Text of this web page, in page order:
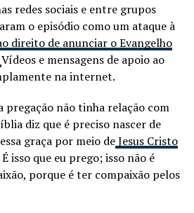
redes sociais e entre grupos
o episódio como um ataque à
direito de anunciar o Evangelho
Vídeos e mensagens de apoio ao
na internet.
pregação não tinha relação com
diz que é preciso nascer de
graça por meio deJesus Cristo
isso que eu prego; isso não é
porque é ter compaixão pelos